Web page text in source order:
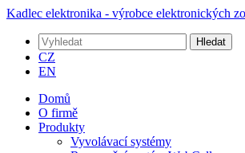
Kadlec elektronika - výrobce elektronických
Hledat
CZ
EN
Domů
O firmě
Produkty
Vyvolávací systémy